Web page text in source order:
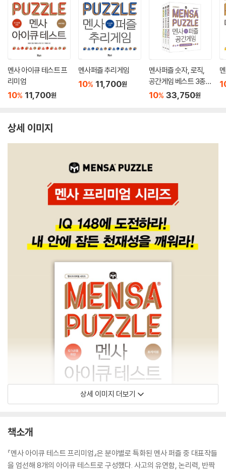
멘사 아이큐 테스트 프
리미엄
10% 11,700원
멘사퍼즐 추리게임
10% 11,700원
멘사퍼즐 숫자, 로직,
공간게임 베스트 3종
세트
10% 33,750원
상세 이미지
상세 이미지 더보기
책소개
『멘사 아이큐 테스트 프리미엄』은 분야별로 특화된 멘사 퍼즐 중 대표작들
을 엄선해 8개의 아이큐 테스트로 구성했다. 사고의 유연함, 논리력, 반짝